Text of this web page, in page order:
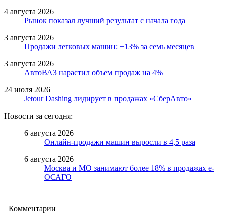
4 августа 2026
Рынок показал лучший результат с начала года
3 августа 2026
Продажи легковых машин: +13% за семь месяцев
3 августа 2026
АвтоВАЗ нарастил объем продаж на 4%
24 июля 2026
Jetour Dashing лидирует в продажах «СберАвто»
Новости за сегодня:
6 августа 2026
Онлайн-продажи машин выросли в 4,5 раза
6 августа 2026
Москва и МО занимают более 18% в продажах е-
ОСАГО
Комментарии